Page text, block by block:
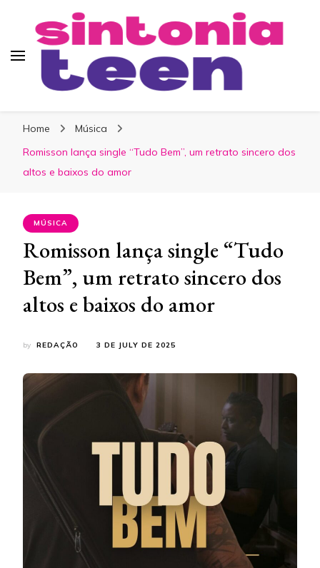
Home
Música
Romisson lança single “Tudo Bem”, um retrato sincero dos
altos e baixos do amor
MÚSICA
Romisson lança single “Tudo
Bem”, um retrato sincero dos
altos e baixos do amor
by REDAÇÃO 3 DE JULY DE 2025